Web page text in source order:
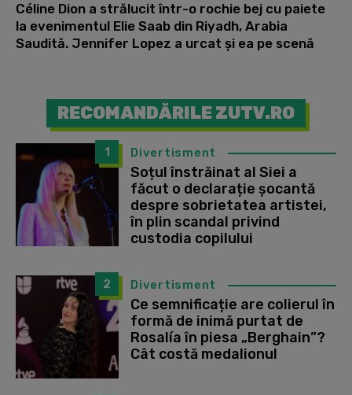
Céline Dion a strălucit într-o rochie bej cu paiete
la evenimentul Elie Saab din Riyadh, Arabia
Saudită. Jennifer Lopez a urcat și ea pe scenă
RECOMANDĂRILE ZUTV.RO
1 Divertisment
Soțul înstrăinat al Siei a
făcut o declarație șocantă
despre sobrietatea artistei,
în plin scandal privind
custodia copilului
2 Divertisment
Ce semnificație are colierul în
formă de inimă purtat de
Rosalía în piesa „Berghain”?
Cât costă medalionul